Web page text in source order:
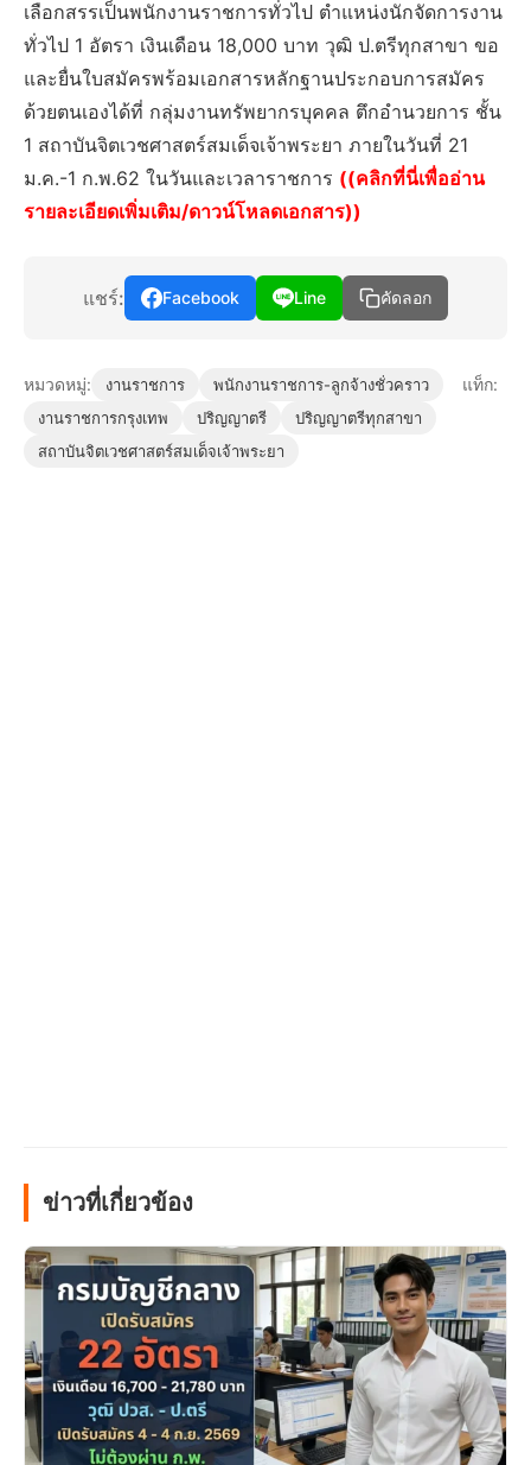
เลือกสรรเป็นพนักงานราชการทั่วไป ตำแหน่งนักจัดการงาน
ทั่วไป 1 อัตรา เงินเดือน 18,000 บาท วุฒิ ป.ตรีทุกสาขา ขอ
และยื่นใบสมัครพร้อมเอกสารหลักฐานประกอบการสมัคร
ด้วยตนเองได้ที่ กลุ่มงานทรัพยากรบุคคล ตึกอำนวยการ ชั้น
1 สถาบันจิตเวชศาสตร์สมเด็จเจ้าพระยา ภายในวันที่ 21
ม.ค.-1 ก.พ.62 ในวันและเวลาราชการ ((คลิกที่นี่เพื่ออ่าน
รายละเอียดเพิ่มเติม/ดาวน์โหลดเอกสาร))
แชร์: Facebook Line คัดลอก
หมวดหมู่: งานราชการ พนักงานราชการ-ลูกจ้างชั่วคราว แท็ก:
งานราชการกรุงเทพ ปริญญาตรี
ปริญญาตรีทุกสาขา
สถาบันจิตเวชศาสตร์สมเด็จเจ้าพระยา
ข่าวที่เกี่ยวข้อง